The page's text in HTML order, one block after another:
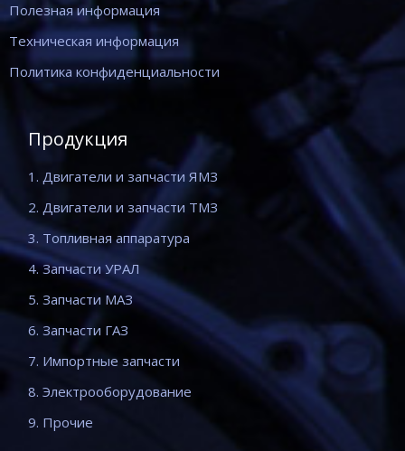
Полезная информация
Техническая информация
Политика конфиденциальности
Продукция
1. Двигатели и запчасти ЯМЗ
2. Двигатели и запчасти ТМЗ
3. Топливная аппаратура
4. Запчасти УРАЛ
5. Запчасти МАЗ
6. Запчасти ГАЗ
7. Импортные запчасти
8. Электрооборудование
9. Прочие